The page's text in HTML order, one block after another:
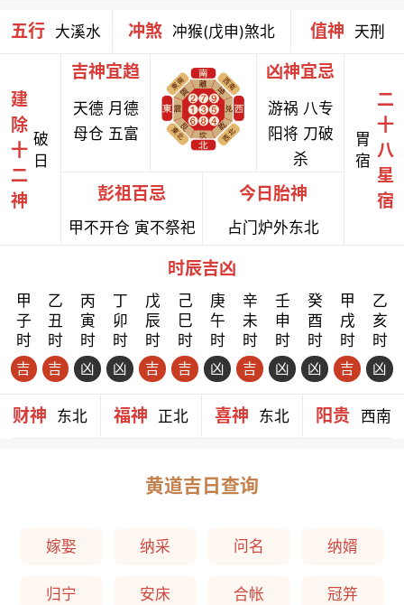
五行 大溪水 冲煞 冲猴(戊申)煞北 值神 天刑
建
除
十
二
神
破
日
吉神宜趋
天德 月德
母仓 五富
凶神宜忌
游祸 八专
阳将 刀破
杀
彭祖百忌
甲不开仓 寅不祭祀
今日胎神
占门炉外东北
胃
宿
二
十
八
星
宿
时辰吉凶
甲
子
时
吉
乙
丑
时
吉
丙
寅
时
凶
丁
卯
时
凶
戊
辰
时
吉
己
巳
时
吉
庚
午
时
凶
辛
未
时
吉
壬
申
时
凶
癸
酉
时
凶
甲
戌
时
吉
乙
亥
时
凶
财神 东北 福神 正北 喜神 东北 阳贵 西南
黄道吉日查询
嫁娶 纳采 问名 纳婿
归宁 安床 合帐 冠笄